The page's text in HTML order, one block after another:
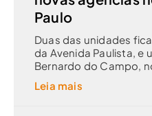
Paulo
Duas das unidades
da Avenida Paulista, e
Bernardo do Campo,
Leia mais